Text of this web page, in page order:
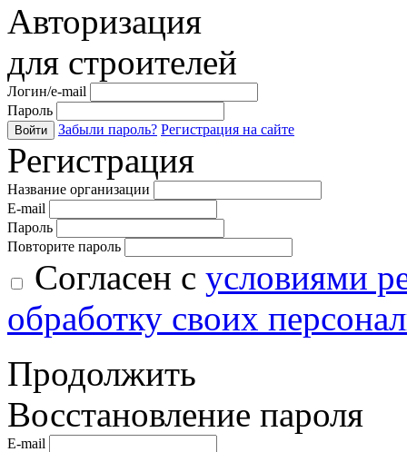
Авторизация
для строителей
Логин/e-mail
Пароль
Войти Забыли пароль? Регистрация на сайте
Регистрация
Название организации
E-mail
Пароль
Повторите пароль
Согласен с условиями
обработку своих
Продолжить
Восстановление пароля
E-mail